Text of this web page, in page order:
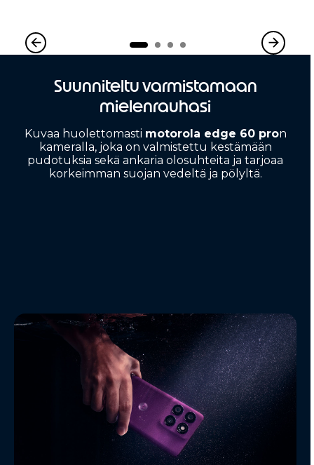
Suunniteltu varmistamaan
mielenrauhasi
Kuvaa huolettomasti motorola edge 60 pron
kameralla, joka on valmistettu kestämään
pudotuksia sekä ankaria olosuhteita ja tarjoaa
korkeimman suojan vedeltä ja pölyltä.